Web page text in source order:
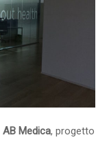
AB Medica, progetto